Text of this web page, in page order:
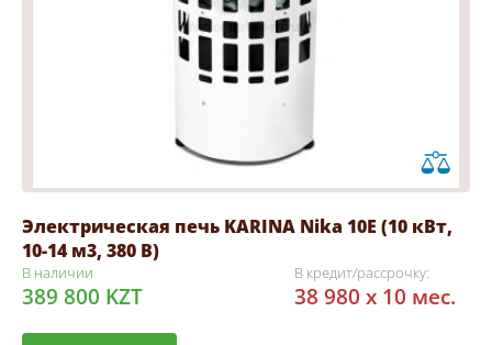
Электрическая печь KARINA Nika 10E (10 кВт,
10-14 м3, 380 В)
В наличии
389 800 KZT
В кредит/рассрочку:
38 980 x 10 мес.